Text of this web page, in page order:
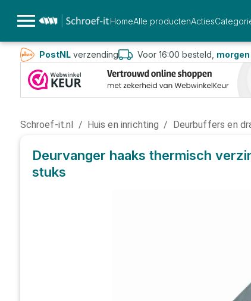
HomeAlle productenActies
PostNLverzending Voor 16:00 besteld,
Schroef-it.nl / Huis en inrichting / Deurbuffers en
Deurvanger haaks thermisch
stuks